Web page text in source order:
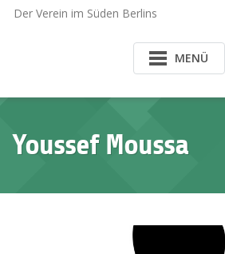
Der Verein im Süden Berlins
MENÜ
Youssef Moussa